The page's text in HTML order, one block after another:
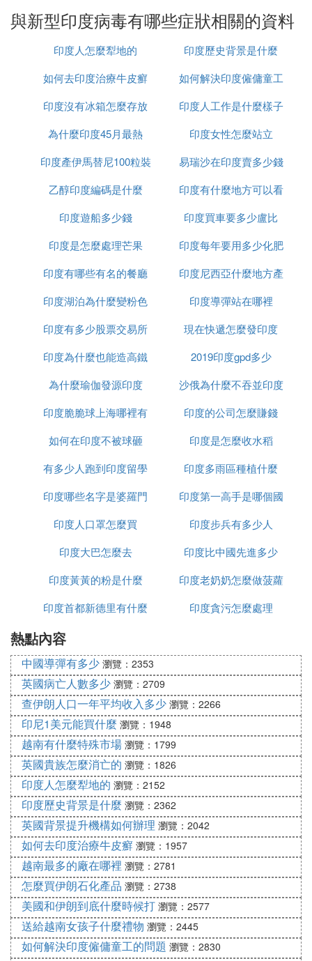
在身體內的潛伏期相對比較短，大概在2-3天內
就會發病，甚至有些人24小時就會發病。
1、傳播力更強
提高了1倍，比在英國發現的毒株傳播能力提高
了超40%。「德爾塔」變異毒株傳播速度快的
特點，其實主要是指從有效的暴露、感染到出
現臨床症狀、發病的速度，發病的時間變短
相對於過去的流行毒株來講，平均潛伏期縮短
了一兩天，速度也相應快一些。
2、病毒載量高
來自英國的研究團隊發現，與感染英國最早發
感染「德爾塔」變異株的人群住院風險要高出1
倍。患者發病以後轉為重型、危重型的比例比
以往高，而且轉為重型、危重型的時間提前。
患者的CT值非常低，CT值越低就表示體內病毒
3、致病性
「德爾塔」在印度和在英國傳播中，似乎它的
致病性有所增強，也就是說感染者里邊的有症
狀人群比例有所增加。
疫苗仍有效
目前國內接種疫苗對這種病毒還是有效的，至
少可以預防重症和減少死亡。疫苗接種以後預
防密接者感染的效率比不接種者高69%，預防
它發展成為肺炎73%，預防發展為重症的95%
左右，數據顯示有明顯的預防作用。大家應該
盡早接種疫苗。
與新型印度病毒有哪些症狀相關的資料
印度人怎麼犁地的
印度歷史背景是什麼
如何去印度治療牛皮癬
如何解決印度僱傭童工
的問題
印度沒有冰箱怎麼存放
食物
印度人工作是什麼樣子
為什麼印度45月最熱
印度女性怎麼站立
印度產伊馬替尼100粒裝
多少錢
易瑞沙在印度賣多少錢
一粒
乙醇印度編碼是什麼
印度有什麼地方可以看
到太陽
印度遊船多少錢
印度買車要多少盧比
印度是怎麼處理芒果
印度每年要用多少化肥
印度有哪些有名的餐廳
印度尼西亞什麼地方產
榴槤
印度湖泊為什麼變粉色
印度導彈站在哪裡
印度有多少股票交易所
現在快遞怎麼發印度
印度為什麼也能造高鐵
2019印度gpd多少
為什麼瑜伽發源印度
沙俄為什麼不吞並印度
印度脆脆球上海哪裡有
印度的公司怎麼賺錢
如何在印度不被球砸
印度是怎麼收水稻
有多少人跑到印度留學
印度多雨區種植什麼
印度哪些名字是婆羅門
種姓
印度第一高手是哪個國
家
印度人口罩怎麼買
印度步兵有多少人
印度大巴怎麼去
印度比中國先進多少
印度黃黃的粉是什麼
印度老奶奶怎麼做菠蘿
印度首都新德里有什麼
印度貪污怎麼處理
熱點內容
中國導彈有多少 瀏覽：2353
英國病亡人數多少 瀏覽：2709
查伊朗人口一年平均收入多少 瀏覽：2266
印尼1美元能買什麼 瀏覽：1948
越南有什麼特殊市場 瀏覽：1799
英國貴族怎麼消亡的 瀏覽：1826
印度人怎麼犁地的 瀏覽：2152
印度歷史背景是什麼 瀏覽：2362
英國背景提升機構如何辦理 瀏覽：2042
如何去印度治療牛皮癬 瀏覽：1957
越南最多的廠在哪裡 瀏覽：2781
怎麼買伊朗石化產品 瀏覽：2738
美國和伊朗到底什麼時候打 瀏覽：2577
送給越南女孩子什麼禮物 瀏覽：2445
如何解決印度僱傭童工的問題 瀏覽：2830